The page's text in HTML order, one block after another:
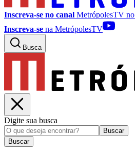
Inscreva-se no canal MetrópolesTV no
Inscreva-se na MetrópolesTV
Busca
Digite sua busca
Buscar
Buscar